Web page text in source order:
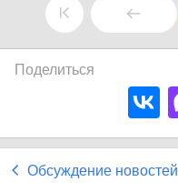
Поделиться
Обсуждение новостей